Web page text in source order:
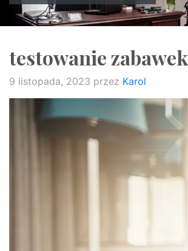
testowanie zabawek
9 listopada, 2023 przez Karol